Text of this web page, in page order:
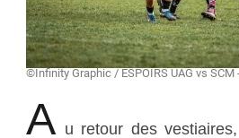
©Infinity Graphic / ESPOIRS UAG vs SCM
A u retour des vestiaires,